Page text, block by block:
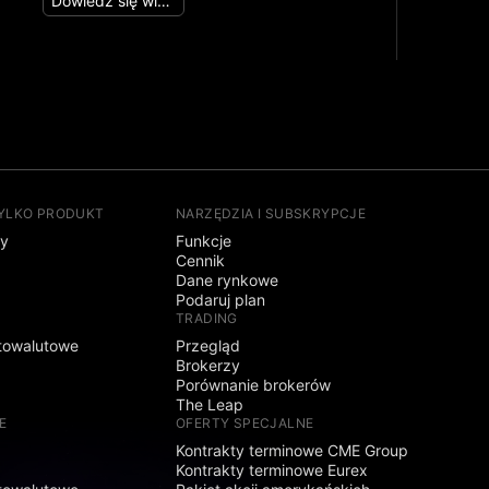
PRODUKT NARZĘDZIA I SUBSKRYPCJE
Funkcje
Cennik
Dane rynkowe
Podaruj plan
TRADING
Przegląd
Brokerzy
Porównanie brokerów
The Leap
OFERTY SPECJALNE
Kontrakty terminowe CME Group
Kontrakty terminowe Eurex